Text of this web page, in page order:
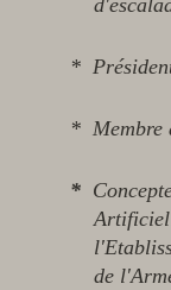
*
* Membre
*
de